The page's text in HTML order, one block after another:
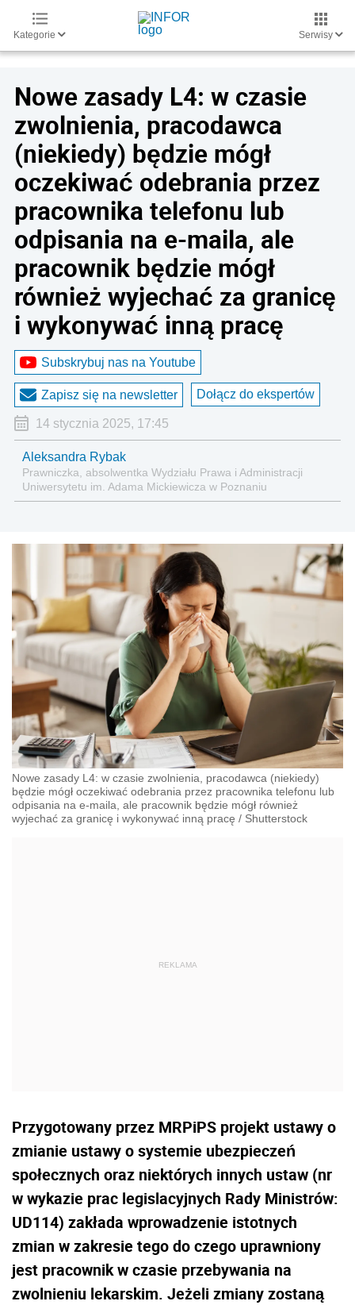
Kategorie Serwisy
Nowe zasady L4: w czasie
zwolnienia, pracodawca
(niekiedy) będzie mógł
oczekiwać odebrania przez
pracownika telefonu lub
odpisania na e-maila, ale
pracownik będzie mógł
również wyjechać za granicę
i wykonywać inną pracę
Subskrybuj nas na Youtube
Zapisz się na newsletter Dołącz do ekspertów
14 stycznia 2025, 17:45
Aleksandra Rybak
Prawniczka, absolwentka Wydziału Prawa i Administracji
Uniwersytetu im. Adama Mickiewicza w Poznaniu
Nowe zasady L4: w czasie zwolnienia, pracodawca (niekiedy)
będzie mógł oczekiwać odebrania przez pracownika telefonu lub
odpisania na e-maila, ale pracownik będzie mógł również
wyjechać za granicę i wykonywać inną pracę / Shutterstock
Przygotowany przez MRPiPS projekt ustawy o
zmianie ustawy o systemie ubezpieczeń
społecznych oraz niektórych innych ustaw (nr
w wykazie prac legislacyjnych Rady Ministrów:
UD114) zakłada wprowadzenie istotnych
zmian w zakresie tego do czego uprawniony
jest pracownik w czasie przebywania na
zwolnieniu lekarskim. Jeżeli zmiany zostaną